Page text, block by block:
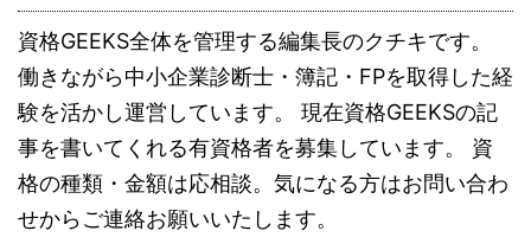
資格GEEKS全体を管理する編集長のクチキです。
働きながら中小企業診断士・簿記・FPを取得した経
験を活かし運営しています。 現在資格GEEKSの記
事を書いてくれる有資格者を募集しています。 資
格の種類・金額は応相談。気になる方はお問い合わ
せからご連絡お願いいたします。